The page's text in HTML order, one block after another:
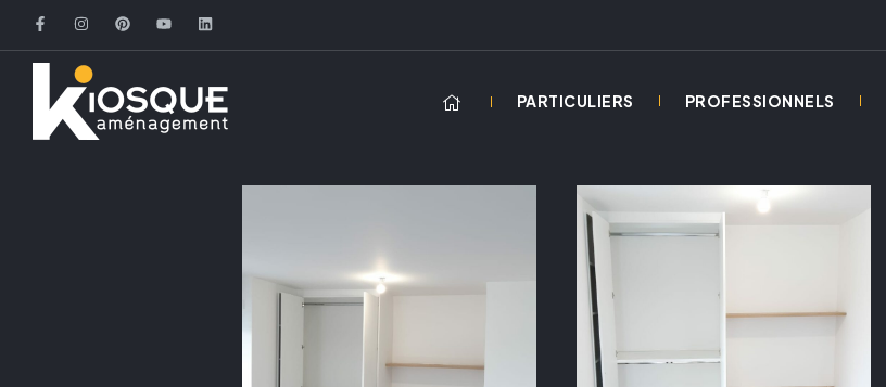
PARTICULIERS PROFESSIONNELS